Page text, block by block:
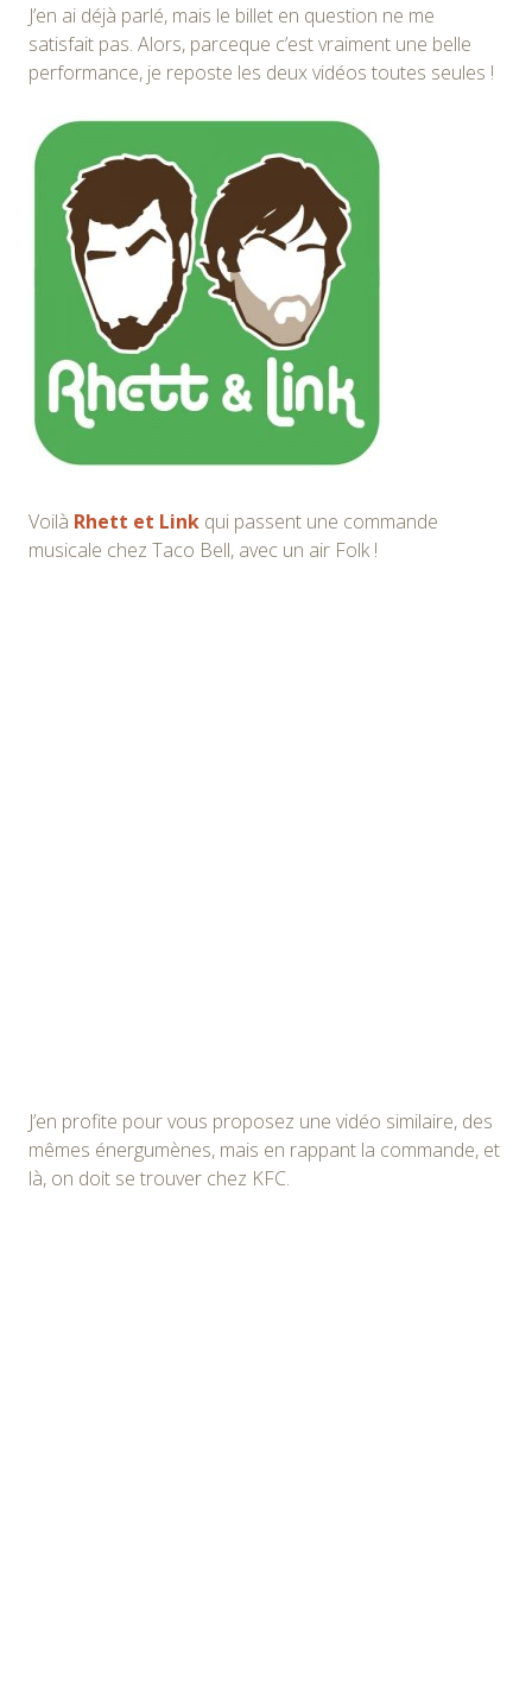
J’en ai déjà parlé, mais le billet en question ne me
satisfait pas. Alors, parceque c’est vraiment une belle
performance, je reposte les deux vidéos toutes seules !
Voilà Rhett et Link qui passent une commande
musicale chez Taco Bell, avec un air Folk !
J’en profite pour vous proposez une vidéo similaire, des
mêmes énergumènes, mais en rappant la commande, et
là, on doit se trouver chez KFC.